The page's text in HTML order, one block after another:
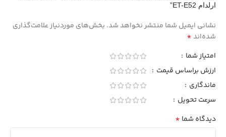
ارلدام ET-E52”
نشانی ایمیل شما منتشر نخواهد شد. بخش‌های موردنیاز علامت‌گذاری
شده‌اند*
امتیاز شما
ارزش براساس قیمت
ماندگاری
سرعت تحویل
دیدگاه شما *